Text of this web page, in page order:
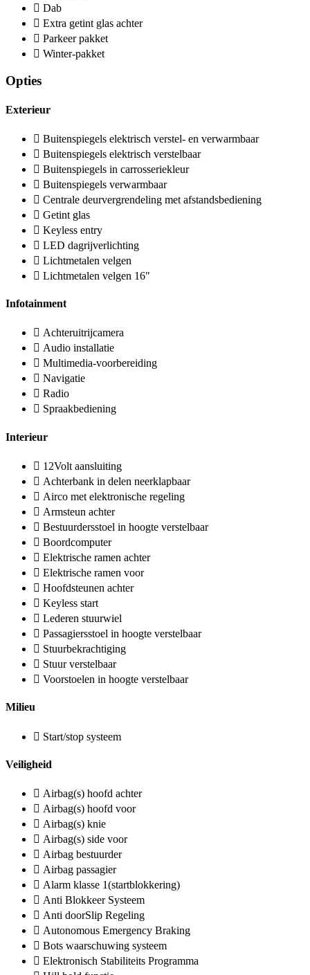
Dab
Extra getint glas achter
Parkeer pakket
Winter-pakket
Opties
Exterieur
Buitenspiegels elektrisch verstel- en verwarmbaar
Buitenspiegels elektrisch verstelbaar
Buitenspiegels in carrosseriekleur
Buitenspiegels verwarmbaar
Centrale deurvergrendeling met afstandsbediening
Getint glas
Keyless entry
LED dagrijverlichting
Lichtmetalen velgen
Lichtmetalen velgen 16"
Infotainment
Achteruitrijcamera
Audio installatie
Multimedia-voorbereiding
Navigatie
Radio
Spraakbediening
Interieur
12Volt aansluiting
Achterbank in delen neerklapbaar
Airco met elektronische regeling
Armsteun achter
Bestuurdersstoel in hoogte verstelbaar
Boordcomputer
Elektrische ramen achter
Elektrische ramen voor
Hoofdsteunen achter
Keyless start
Lederen stuurwiel
Passagiersstoel in hoogte verstelbaar
Stuurbekrachtiging
Stuur verstelbaar
Voorstoelen in hoogte verstelbaar
Milieu
Start/stop systeem
Veiligheid
Airbag(s) hoofd achter
Airbag(s) hoofd voor
Airbag(s) knie
Airbag(s) side voor
Airbag bestuurder
Airbag passagier
Alarm klasse 1(startblokkering)
Anti Blokkeer Systeem
Anti doorSlip Regeling
Autonomous Emergency Braking
Bots waarschuwing systeem
Elektronisch Stabiliteits Programma